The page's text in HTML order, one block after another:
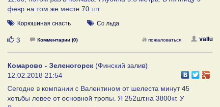
февр на том же месте 70 шт.
Корюшиная снасть Со льда
Нравится
3 Комментарии (0) vallu
пожаловаться
Комарово - Зеленогорск (Финский залив)
12.02.2018 21:54
Сегодне в компании с Валентином от шелеста минут 45
хотьбы левее от основной тропы. Я 252шт.на 3800кг. У